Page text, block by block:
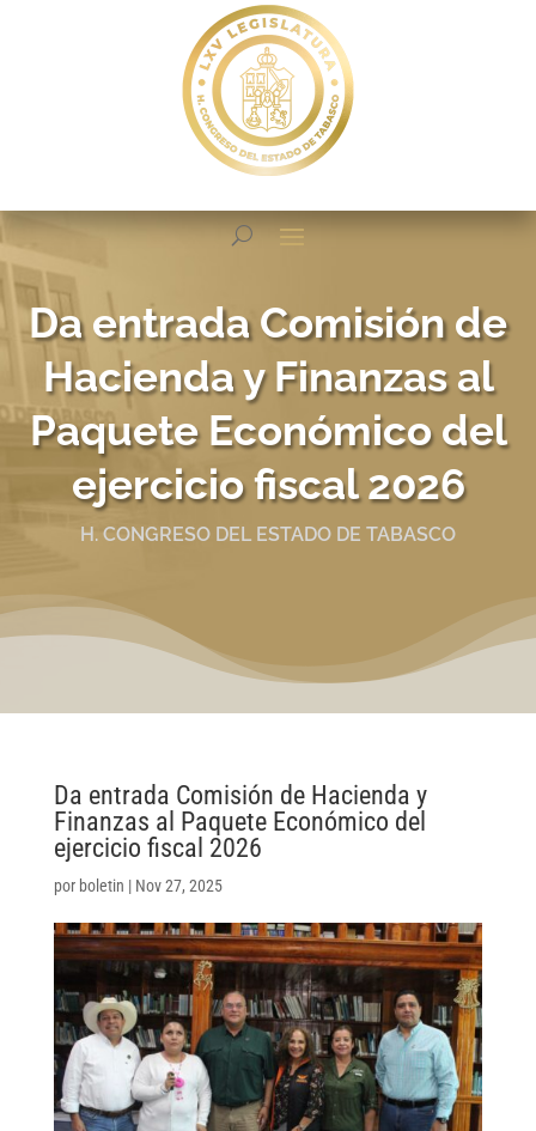
Da entrada Comisión de
Hacienda y Finanzas al
Paquete Económico del
ejercicio fiscal 2026
H. CONGRESO DEL ESTADO DE TABASCO
Da entrada Comisión de Hacienda y
Finanzas al Paquete Económico del
ejercicio fiscal 2026
por boletin | Nov 27, 2025